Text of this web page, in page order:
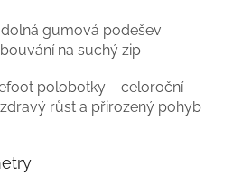
gumová podešev
na suchý zip
polobotky – celoroční
růst a přirozený pohyb